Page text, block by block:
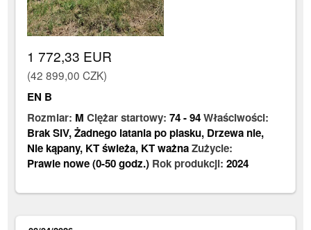
1 772,33 EUR
(42 899,00 CZK)
EN B
Rozmiar: M Ciężar startowy:74-94Właściwości:
Brak SIV,Żadnego latania po piasku, Drzewa nie,
Nie kąpany, KT świeża, KT ważnaZużycie:
Prawie nowe (0-50 godz.) Rok produkcji:2024